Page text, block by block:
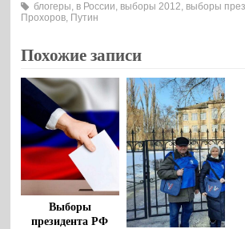
блогеры, в России, выборы 2012, выборы
Прохоров, Путин
Похожие записи
Выборы
президента РФ